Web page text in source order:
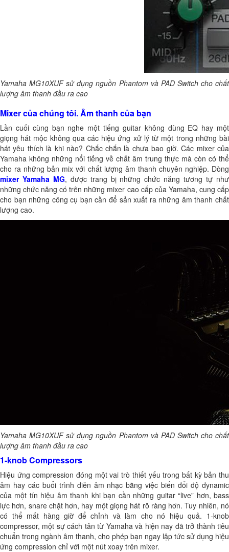
Yamaha MG10XUF sử dụng nguồn Phantom và PAD Switch cho chất
lượng âm thanh đầu ra cao
Mixer của chúng tôi. Âm thanh của bạn
Lần cuối cùng bạn nghe một tiếng guitar không dùng EQ hay một
giọng hát mộc không qua các hiệu ứng xử lý từ một trong những bài
hát yêu thích là khi nào? Chắc chắn là chưa bao giờ. Các mixer của
Yamaha không những nổi tiếng về chất âm trung thực mà còn có thể
cho ra những bản mix với chất lượng âm thanh chuyên nghiệp. Dòng
mixer Yamaha MG, được trang bị những chức năng tương tự như
những chức năng có trên những mixer cao cấp của Yamaha, cung cấp
cho bạn những công cụ bạn cần để sản xuất ra những âm thanh chất
lượng cao.
Yamaha MG10XUF sử dụng nguồn Phantom và PAD Switch cho chất
lượng âm thanh đầu ra cao
1-knob Compressors
Hiệu ứng compression đóng một vai trò thiết yếu trong bất kỳ bản thu
âm hay các buổi trình diễn âm nhạc bằng việc biến đổi độ dynamic
của một tín hiệu âm thanh khi bạn cần những guitar “live” hơn, bass
lực hơn, snare chặt hơn, hay một giọng hát rõ ràng hơn. Tuy nhiên, nó
có thể mất hàng giờ để chỉnh và làm cho nó hiệu quả. 1-knob
compressor, một sự cách tân từ Yamaha và hiện nay đã trở thành tiêu
chuẩn trong ngành âm thanh, cho phép bạn ngay lập tức sử dụng hiệu
ứng compression chỉ với một nút xoay trên mixer.